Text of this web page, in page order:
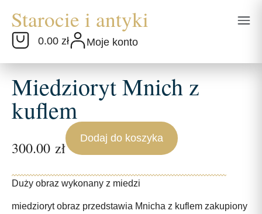
0.00 zł Moje konto
Miedzioryt Mnich z
kuflem
300.00 zł
Dodaj do koszyka
Duży obraz wykonany z miedzi
miedzioryt obraz przedstawia Mnicha z kuflem zakupiony